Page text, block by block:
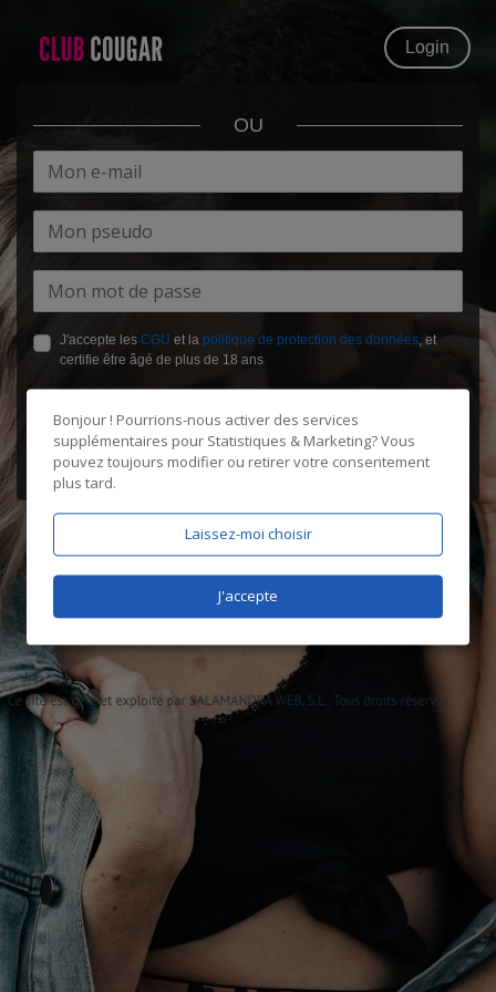
Login
OU
J'accepte les CGU et la politique de protection des données, et
certifie être âgé de plus de 18 ans
Bonjour ! Pourrions-nous activer des services
supplémentaires pour Statistiques & Marketing? Vous
pouvez toujours modifier ou retirer votre consentement
plus tard.
Laissez-moi choisir
J'accepte